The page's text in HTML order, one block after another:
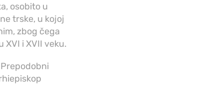
osobito u
trske, u kojoj
zbog čega
XVI i XVII veku.